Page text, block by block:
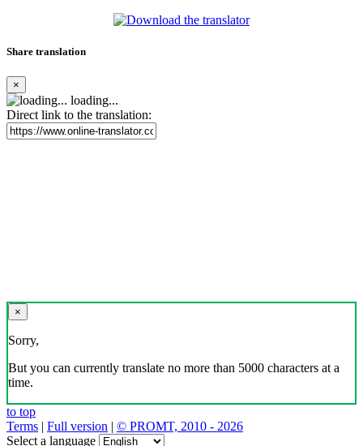
Share translation
×
loading...
Direct link to the translation:
×
Sorry,
But you can currently translate no more than 5000 characters at a
time.
to top
Terms | Full version | © PROMT, 2010 - 2026
Select a language